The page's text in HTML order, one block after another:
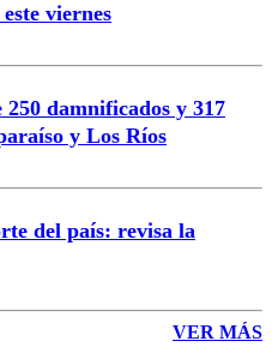
viernes
damnificados y 317
y Los Ríos
del país: revisa la
VER MÁS